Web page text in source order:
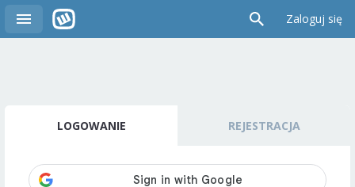
Zaloguj się
LOGOWANIE REJESTRACJA